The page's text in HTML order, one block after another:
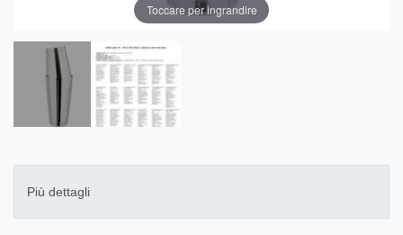
Toccare per ingrandire
Più dettagli